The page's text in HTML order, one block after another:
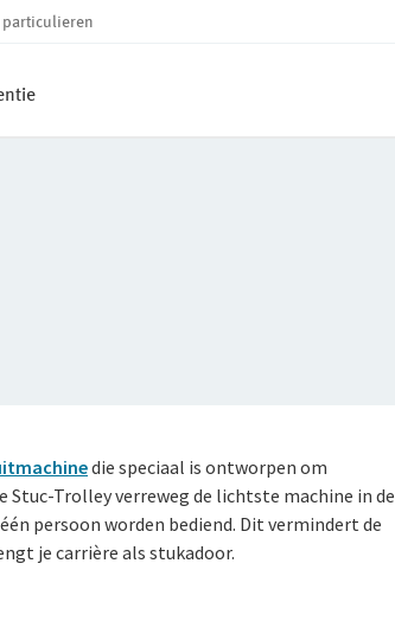
particulieren
die speciaal is ontworpen om
Trolley verreweg de lichtste machine in de
persoon worden bediend. Dit vermindert de
je carrière als stukadoor.